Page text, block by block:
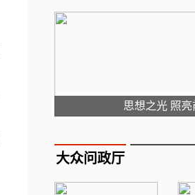
思想之光 照亮
大众问政厅